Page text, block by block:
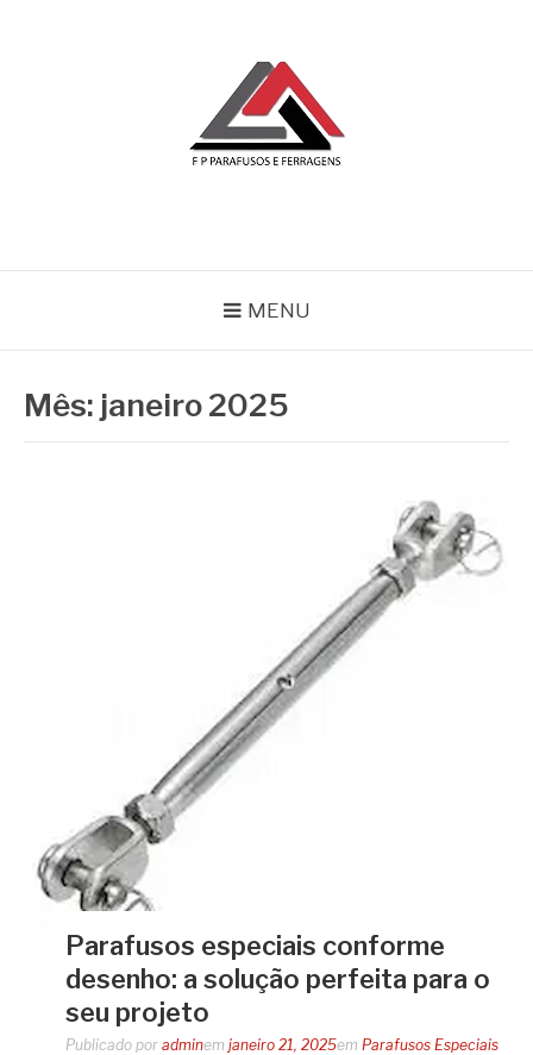
MENU
Mês: janeiro 2025
Parafusos especiais conforme
desenho: a solução perfeita para o
seu projeto
Publicado por adminem janeiro 21, 2025em Parafusos Especiais